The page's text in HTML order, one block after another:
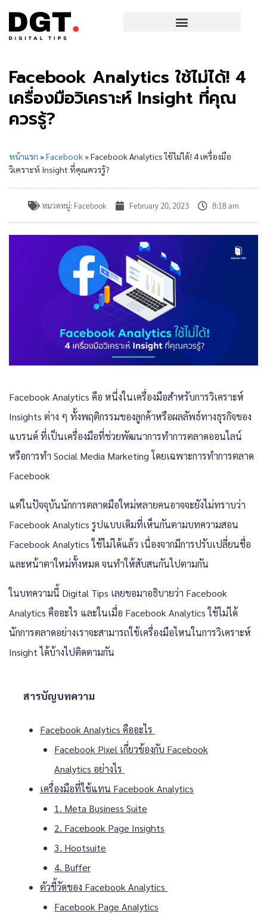
Facebook Analytics ใช้ไม่ได้! 4
เครื่องมือวิเคราะห์ Insight ที่คุณ
ควรรู้?
หน้าแรก »Facebook»Facebook Analytics ใช้ไม่ได้! 4 เครื่องมือ
วิเคราะห์ Insight ที่คุณควรรู้?
หมวดหมู่: Facebook February 20, 2023 8:18 am
Facebook Analytics คือ หนึ่งในเครื่องมือสำหรับการวิเคราะห์
Insights ต่าง ๆ ทั้งพฤติกรรมของลูกค้าหรือผลลัพธ์ทางธุรกิจของ
แบรนด์ ที่เป็นเครื่องมือที่ช่วยพัฒนาการทำการตลาดออนไลน์
หรือการทำ Social Media Marketing โดยเฉพาะการทำการตลาด
Facebook
แต่ในปัจจุบันนักการตลาดมือใหม่หลายคนอาจจะยังไม่ทราบว่า
Facebook Analytics รูปแบบเดิมที่เห็นกันตามบทความสอน
Facebook Analytics ใช้ไม่ได้แล้ว เนื่องจากมีการปรับเปลี่ยนชื่อ
และหน้าตาใหม่ทั้งหมด จนทำให้สับสนกันไปตามกัน
ในบทความนี้ Digital Tips เลยขอมาอธิบายว่า Facebook
Analytics คืออะไร และในเมื่อ Facebook Analytics ใช้ไม่ได้
นักการตลาดอย่างเราจะสามารถใช้เครื่องมือไหนในการวิเคราะห์
Insight ได้บ้างไปติดตามกัน
สารบัญบทความ
Facebook Analytics คืออะไร
Facebook Pixel เกี่ยวข้องกับ Facebook
Analytics อย่างไร
เครื่องมือที่ใช้แทน Facebook Analytics
1. Meta Business Suite
2. Facebook Page Insights
3. Hootsuite
4. Buffer
ตัวชี้วัดของ Facebook Analytics
Facebook Page Analytics